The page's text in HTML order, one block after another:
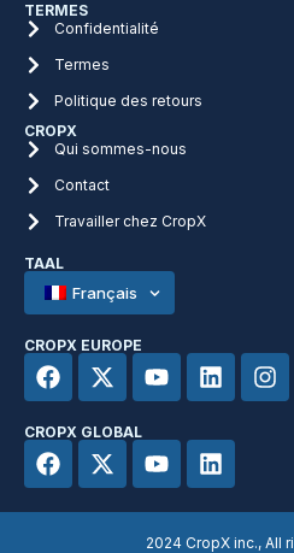
TERMES
Confidentialité
Termes
Politique des retours
CROPX
Qui sommes-nous
Contact
Travailler chez CropX
TAAL
Français
CROPX EUROPE
CROPX GLOBAL
2024 CropX inc., All